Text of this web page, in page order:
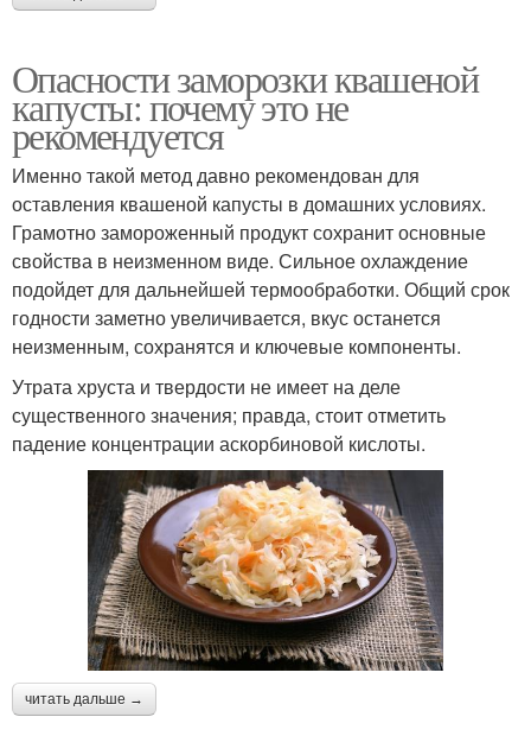
Опасности заморозки квашеной
капусты: почему это не
рекомендуется
Именно такой метод давно рекомендован для
оставления квашеной капусты в домашних условиях.
Грамотно замороженный продукт сохранит основные
свойства в неизменном виде. Сильное охлаждение
подойдет для дальнейшей термообработки. Общий срок
годности заметно увеличивается, вкус останется
неизменным, сохранятся и ключевые компоненты.
Утрата хруста и твердости не имеет на деле
существенного значения; правда, стоит отметить
падение концентрации аскорбиновой кислоты.
читать дальше →